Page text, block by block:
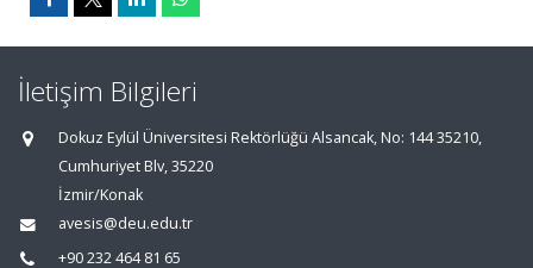
İletişim Bilgileri
Dokuz Eylül Üniversitesi Rektörlüğü Alsancak, No: 144 35210,
Cumhuriyet Blv, 35220
İzmir/Konak
avesis@deu.edu.tr
+90 232 464 81 65